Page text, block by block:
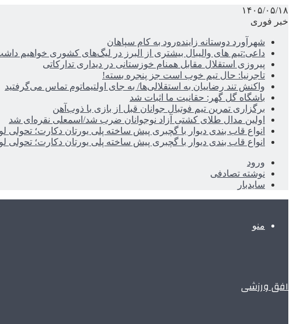
۱۴۰۵/۰۵/۱۸
خبر فوری
شهرآورد دوستانه زاینده‌رود به کام سپاهان
داعی:تیم های والیبال بیشتری از البرز در لیگ‌های کشوری خواهیم
پیروزی استقلال مقابل همنام خوزستانی در دیداری تدارکاتی
تاجرنیا: حال تیم خوب است جز پنجره بسته!
واکنش تند رضاییان به استقلالی‌ها/ به جای اولتیماتوم تماس می‌گرفتید
باشگاه گل گهر: حقانیت ما اثبات شد
برگزاری تمرین تیم فوتبال جوانان قبل از بازی با ذوب‌آهن
اولین مدال طلای کشتی آزاد نوجوانان ضرب شد/اسمعلی نقره‌ای شد
انواع قاب بندی دیوار با گچبری پیش ساخته پلی یورتان دکارت؛
انواع قاب بندی دیوار با گچبری پیش ساخته پلی یورتان دکارت؛
ورود
نوشته تصادفی
سایدبار
منو
افق ورزشی